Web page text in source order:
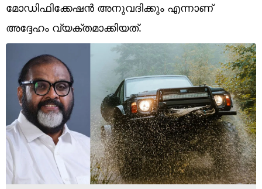
മോഡിഫിക്കേഷന്‍ അനുവദിക്കും എന്നാണ്
അദ്ദേഹം വ്യക്തമാക്കിയത്.